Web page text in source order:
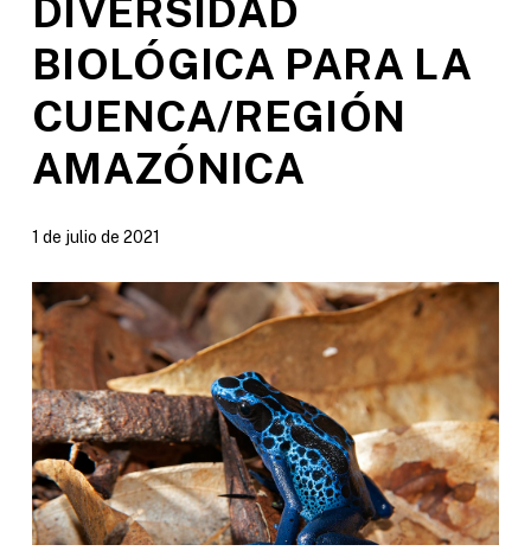
DIVERSIDAD
BIOLÓGICA PARA LA
CUENCA/REGIÓN
AMAZÓNICA
1 de julio de 2021